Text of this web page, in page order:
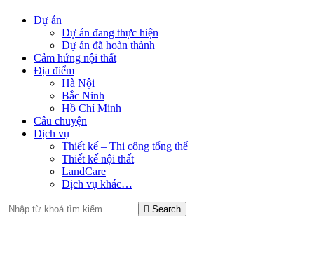
Dự án
Dự án đang thực hiện
Dự án đã hoàn thành
Cảm hứng nội thất
Địa điểm
Hà Nội
Bắc Ninh
Hồ Chí Minh
Câu chuyện
Dịch vụ
Thiết kế – Thi công tổng thể
Thiết kế nội thất
LandCare
Dịch vụ khác…
Search